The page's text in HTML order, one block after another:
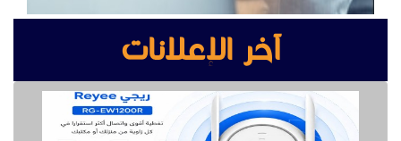
مصانع الأبواب الخشبية